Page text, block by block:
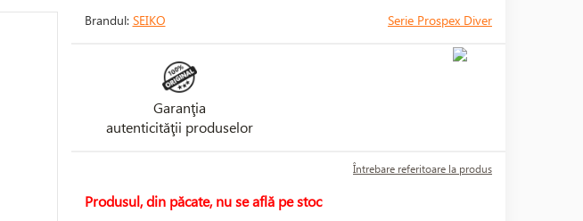
Brandul: SEIKO Serie Prospex Diver
Garanţia
autenticităţii produselor
Întrebare referitoare la produs
Produsul, din păcate, nu se află pe stoc